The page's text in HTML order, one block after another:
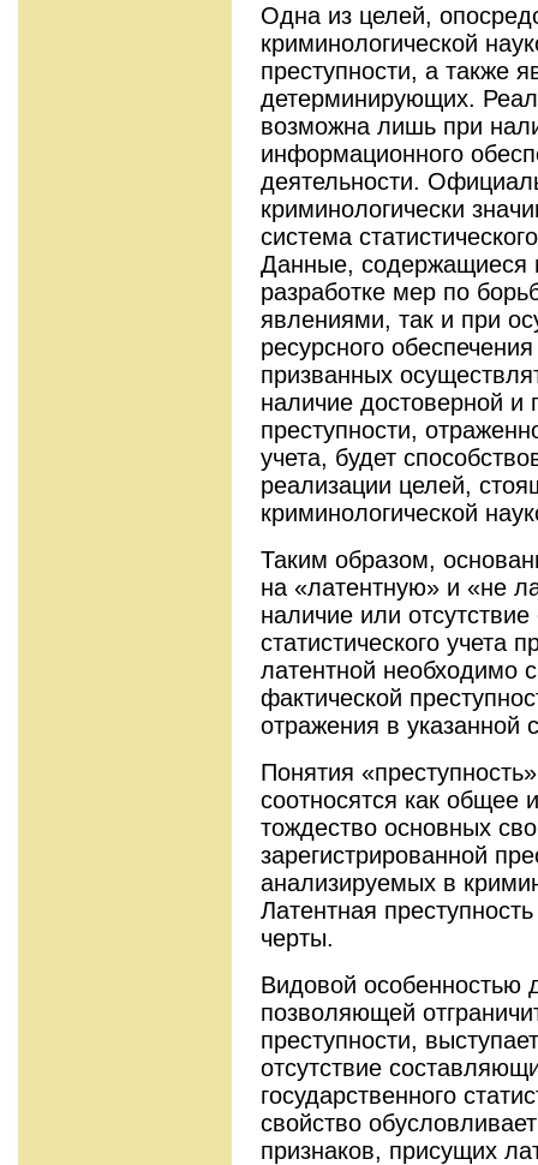
Одна из целей,
криминологической
преступности, а также
детерминирующих.
возможна лишь при
информационного
деятельности.
криминологически
система
Данные, содержащиеся
разработке мер по
явлениями, так и при
ресурсного
призванных
наличие достоверной
преступности,
учета, будет
реализации целей,
криминологической
Таким образом,
на «латентную» и «не
наличие или
статистического учета
латентной необходимо
фактической
отражения в указанной
Понятия
соотносятся как общее
тождество основных
зарегистрированной
анализируемых в
Латентная
черты.
Видовой особенностью
позволяющей
преступности,
отсутствие
государственного
свойство
признаков, присущих